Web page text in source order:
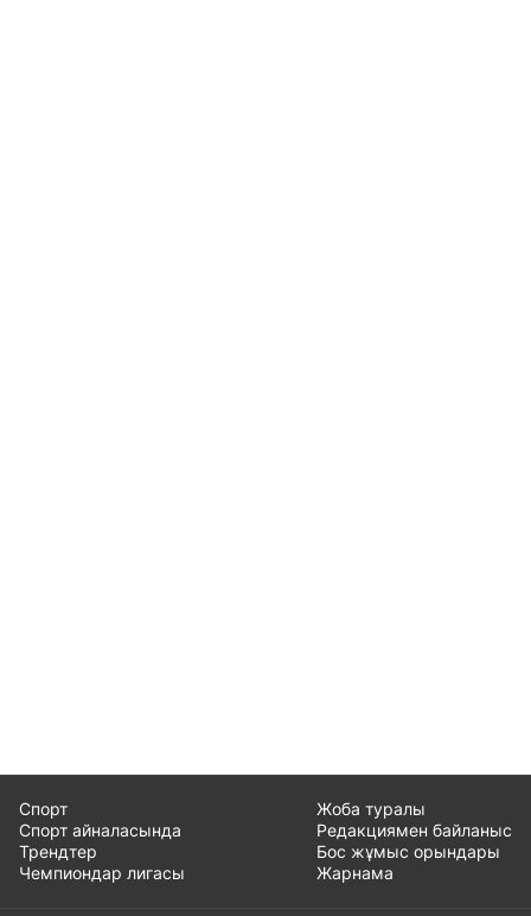
Спорт
Спорт айналасында
Трендтер
Чемпиондар лигасы
Жоба туралы
Редакциямен байланыс
Бос жұмыс орындары
Жарнама